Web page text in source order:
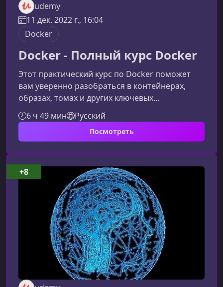
udemy
11 дек. 2022 г., 16:04
Docker
Docker - Полный курс Docker
Этот практический курс по Docker поможет
вам уверенно разобраться в контейнерах,
образах, томах и других ключевых
инструментах экосистемы. Материал подается
через реальные примеры и упражнения,
чтобы вы не только изучили теорию, но и
смогли применять Docker в рабочих проектах
уже во время обучения.Что вы изучите в этом
курсеКурс охватывает все этапы работы с
Docker — от установки до создания сложных
многоконтейнерных приложений. Вы
научитесь р
6 ч 49 мин Русский
Посмотреть
+8